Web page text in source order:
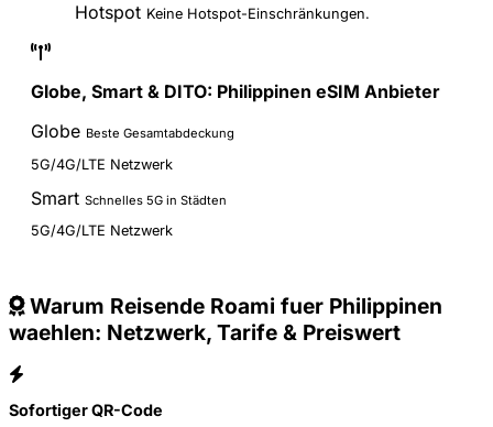
Hotspot Keine Hotspot-Einschränkungen.
Globe, Smart & DITO: Philippinen eSIM Anbieter
Globe Beste Gesamtabdeckung
5G/4G/LTE Netzwerk
Smart Schnelles 5G in Städten
5G/4G/LTE Netzwerk
Warum Reisende Roami fuer Philippinen
waehlen: Netzwerk, Tarife & Preiswert
Sofortiger QR-Code